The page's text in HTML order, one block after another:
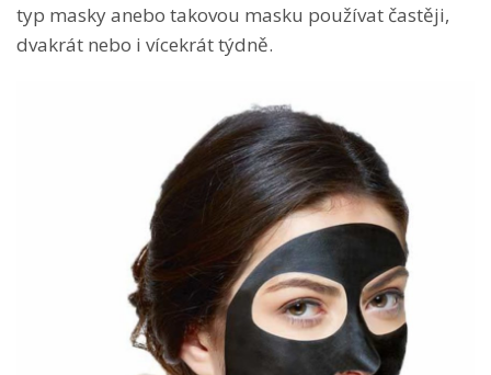
typ masky anebo takovou masku používat častěji,
dvakrát nebo i vícekrát týdně.